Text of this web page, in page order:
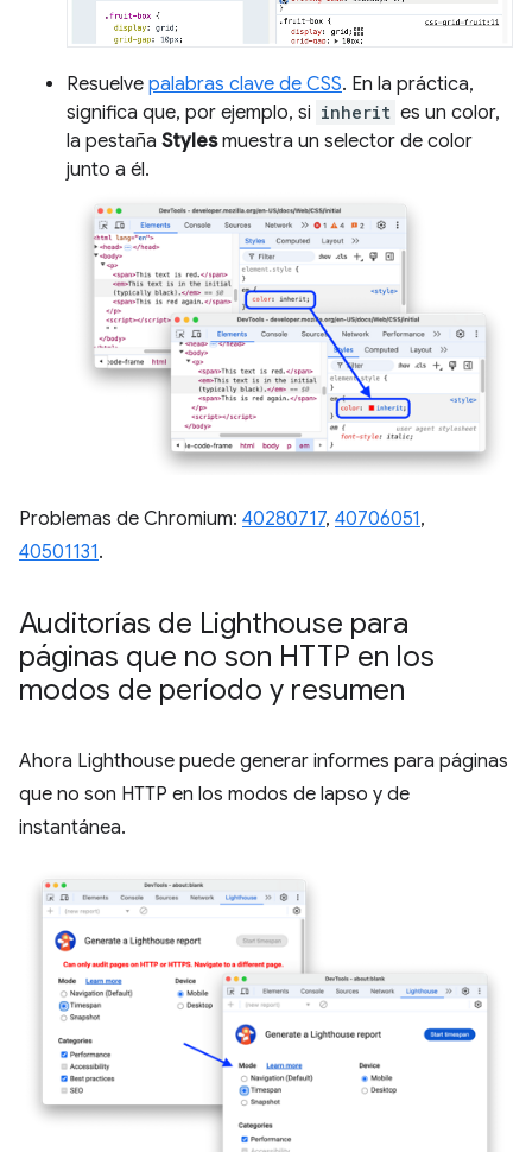
Resuelve palabras clave de CSS. En la práctica,
significa que, por ejemplo, si inherit es un color,
la pestaña Stylesmuestra un selector de color
junto a él.
Problemas de Chromium: 40280717, 40706051,
40501131.
Auditorías de Lighthouse para
páginas que no son HTTP en los
modos de período y resumen
Ahora Lighthouse puede generar informes para páginas
que no son HTTP en los modos de lapso y de
instantánea.